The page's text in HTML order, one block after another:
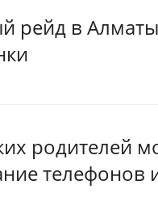
рейд в
родителей
телефонов